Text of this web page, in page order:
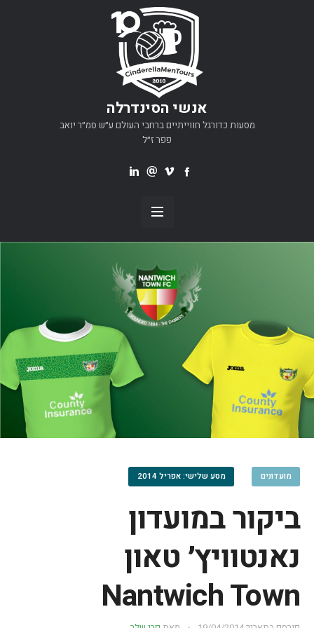
אנשי הסינדרלה
מסעות כדורגל חווייתיים ברחבי העולם ע״ש סמ״ר יואב
פפר ז״ל
מועדונים מסע שלישי: אפריל 2014
ביקור במועדון
נאנטוויץ׳ טאון
Nantwich Town